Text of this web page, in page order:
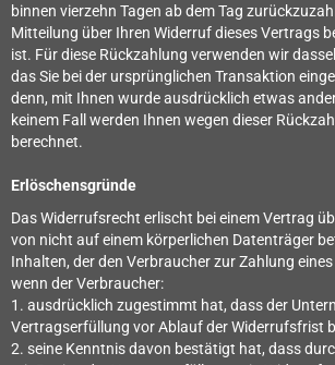
binnen vierzehn Tagen ab dem Tag
Mitteilung über Ihren Widerruf dieses Vertrags
ist. Für diese Rückzahlung verwenden wir
das Sie bei der ursprünglichen Transaktion
denn, mit Ihnen wurde ausdrücklich etwas
keinem Fall werden Ihnen wegen dieser
berechnet.
Erlöschensgründe
Das Widerrufsrecht erlischt bei einem Vertrag
von nicht auf einem körperlichen Datenträger
Inhalten, der den Verbraucher zur Zahlung
wenn der Verbraucher:
1. ausdrücklich zugestimmt hat, dass der
Vertragserfüllung vor Ablauf der Widerrufsfrist
2. seine Kenntnis davon bestätigt hat, dass